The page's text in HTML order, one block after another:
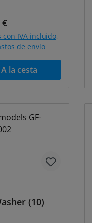
normal:
€
con IVA incluido,
de envío
A la cesta
(10)